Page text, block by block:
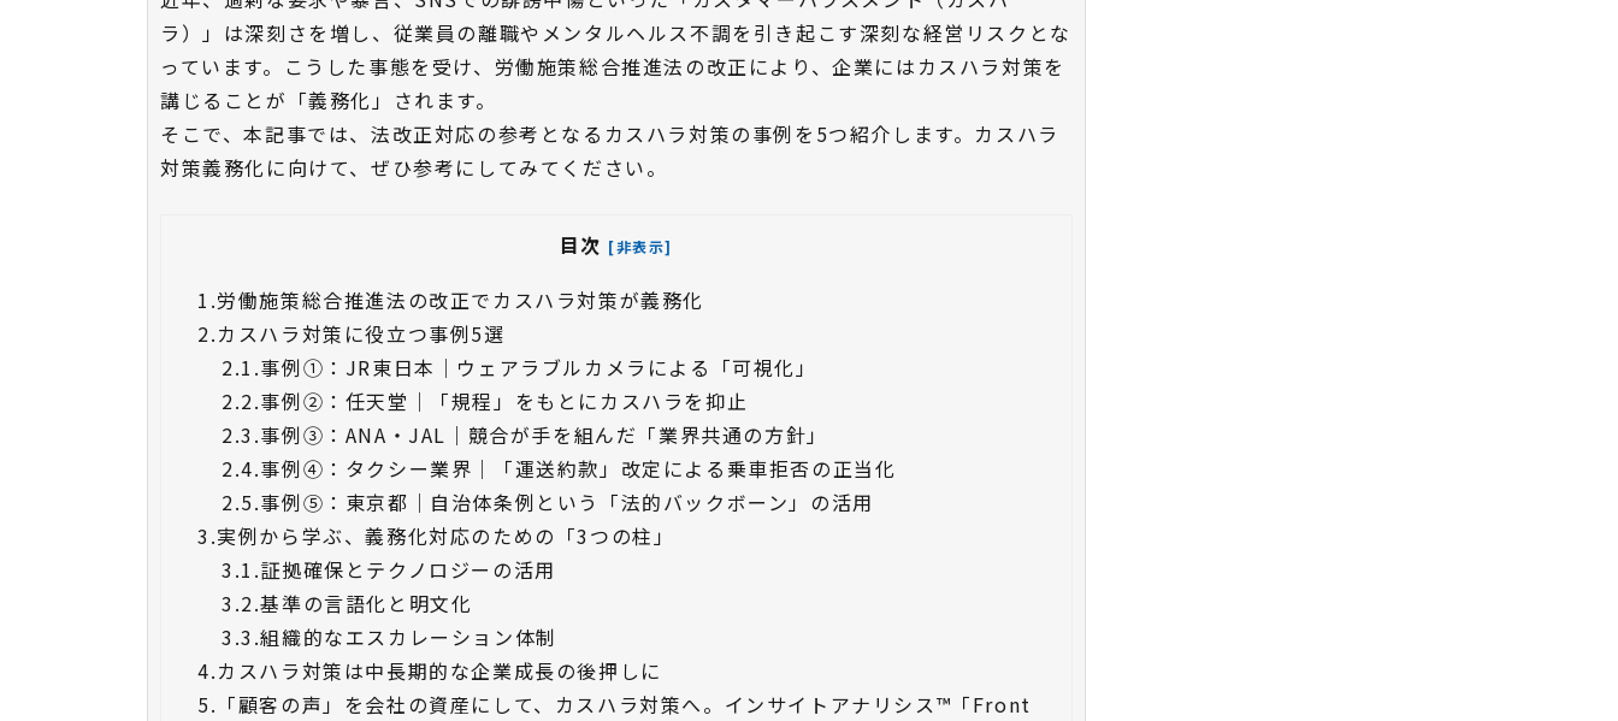
ラ）」は深刻さを増し、従業員の離職やメンタルヘルス不調を引き起こす深刻な経営リスクとな
っています。こうした事態を受け、労働施策総合推進法の改正により、企業にはカスハラ対策を
講じることが「義務化」されます。
そこで、本記事では、法改正対応の参考となるカスハラ対策の事例を5つ紹介します。カスハラ
対策義務化に向けて、ぜひ参考にしてみてください。
目次 [非表示]
1.労働施策総合推進法の改正でカスハラ対策が義務化
2.カスハラ対策に役立つ事例5選
2.1.事例①：JR東日本｜ウェアラブルカメラによる「可視化」
2.2.事例②：任天堂｜「規程」をもとにカスハラを抑止
2.3.事例③：ANA・JAL｜競合が手を組んだ「業界共通の方針」
2.4.事例④：タクシー業界｜「運送約款」改定による乗車拒否の正当化
2.5.事例⑤：東京都｜自治体条例という「法的バックボーン」の活用
3.実例から学ぶ、義務化対応のための「3つの柱」
3.1.証拠確保とテクノロジーの活用
3.2.基準の言語化と明文化
3.3.組織的なエスカレーション体制
4.カスハラ対策は中長期的な企業成長の後押しに
5. 「顧客の声」を会社の資産にして、カスハラ対策へ。インサイトアナリシス™「Front